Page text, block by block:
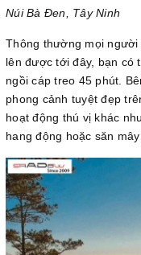
Núi Bà Đen, Tây Ninh
Thông thường mọi
lên được tới đây, bạn có
ngồi cáp treo 45 phút.
phong cảnh tuyệt đẹp
hoạt động thú vị khác
hang động hoặc săn